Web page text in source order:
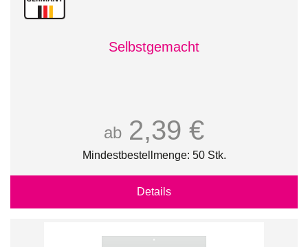
Selbstgemacht
ab 2,39 €
Mindestbestellmenge: 50 Stk.
Details